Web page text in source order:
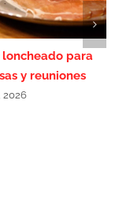
Bocadillos con
para verano
26 julio, 2026